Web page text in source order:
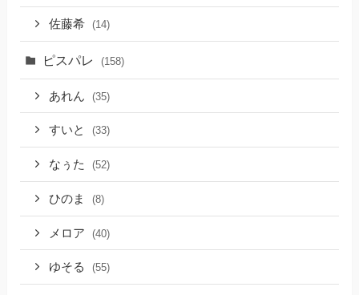
佐藤希 (14)
ピスパレ (158)
あれん (35)
すいと (33)
なぅた (52)
ひのま (8)
メロア (40)
ゆそる (55)